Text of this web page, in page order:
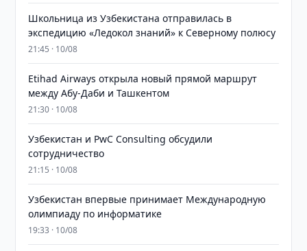
Школьница из Узбекистана отправилась в
экспедицию «Ледокол знаний» к Северному полюсу
21:45 · 10/08
Etihad Airways открыла новый прямой маршрут
между Абу-Даби и Ташкентом
21:30 · 10/08
Узбекистан и PwC Consulting обсудили
сотрудничество
21:15 · 10/08
Узбекистан впервые принимает Международную
олимпиаду по информатике
19:33 · 10/08